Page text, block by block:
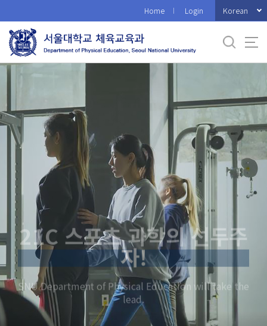
로
메
Home Login Korean
21C 스포츠 과학의 선두주
자!
SNU Department of Physical Education will take the
lead.